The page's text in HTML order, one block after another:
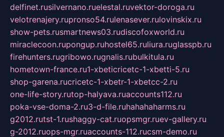
delfinet.rusilvernano.ruelestal.ruvektor-doroga.ru
velotrenajery.rupronso54.rulenasever.rulovinskix.ru
show-pets.rusmartnews03.rudiscofoxworld.ru
miraclecoon.rupongup.ruhostel65.ruliura.ruglasspb.ru
firehunters.rugribowo.rugnalis.rubulkitula.ru
hometown-france.ru1-xbeticricetc-1-xbetti-5.ru
shop-garena.rucricetc-1-xbetr-1-xbetcc-2.ru
one-life-story.rutop-halyava.ruaccounts112.ru
poka-vse-doma-2.ru3-d-file.ruhahahaharms.ru
g2012.rutst-1.rushaggy-cat.ruopsmgr.ruev-gallery.ru
g-2012.ruops-mgr.ruaccounts-112.rucsm-demo.ru